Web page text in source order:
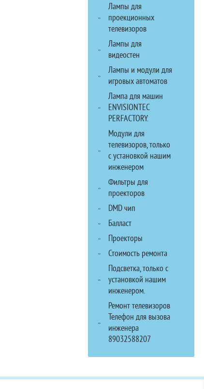
Лампы для
проекционных
телевизоров
Лампы для
видеостен
Лампы и модули для
игровых автоматов
Лампа для машин
ENVISIONTEC
PERFACTORY.
Модули для
телевизоров, только
с установкой нашим
инженером
Фильтры для
проекторов
DMD чип
Балласт
Проекторы
Стоимость ремонта
Подсветка, только с
установкой нашим
инженером.
Ремонт телевизоров
Телефон для вызова
инженера
89032588207